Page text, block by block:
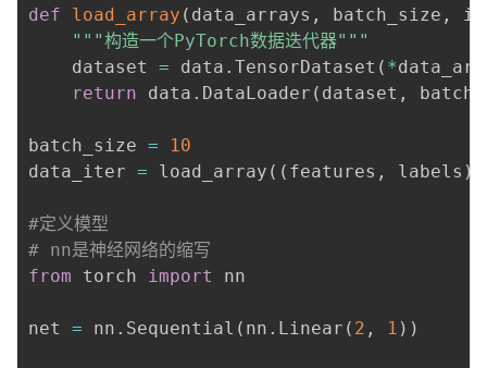
def
load_array ( data_arrays , batch_size ,
"""构造一个PyTorch数据迭代器"""
    dataset
= data . TensorDataset ( *
return data . DataLoader ( dataset ,
batch_size =
10
data_iter = load_array ( ( features , labels )
#定义模型
# nn是神经网络的缩写
from torch import nn
net = nn . Sequential ( nn . Linear ( 2 , 1 ) )